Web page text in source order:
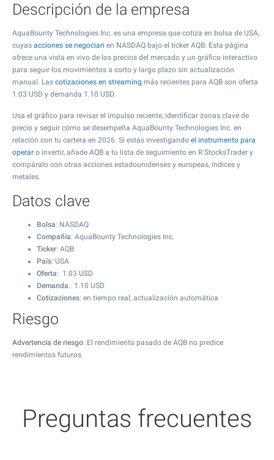
Descripción de la empresa
AquaBounty Technologies Inc. es una empresa que cotiza en bolsa de USA,
cuyas acciones se negocian en NASDAQ bajo el ticker AQB. Esta página
ofrece una vista en vivo de los precios del mercado y un gráfico interactivo
para seguir los movimientos a corto y largo plazo sin actualización
manual. Las cotizaciones en streaming más recientes para AQB son oferta
1.03 USD y demanda 1.10 USD.
Usa el gráfico para revisar el impulso reciente, identificar zonas clave de
precio y seguir cómo se desempeña AquaBounty Technologies Inc. en
relación con tu cartera en 2026. Si estás investigando el instrumento para
operar o invertir, añade AQB a tu lista de seguimiento en R StocksTrader y
compáralo con otras acciones estadounidenses y europeas, índices y
metales.
Datos clave
Bolsa: NASDAQ
Compañía: AquaBounty Technologies Inc.
Ticker: AQB
País: USA
Oferta: 1.03 USD
Demanda: 1.10 USD
Cotizaciones: en tiempo real, actualización automática
Riesgo
Advertencia de riesgo: El rendimiento pasado de AQB no predice
rendimientos futuros.
Preguntas frecuentes